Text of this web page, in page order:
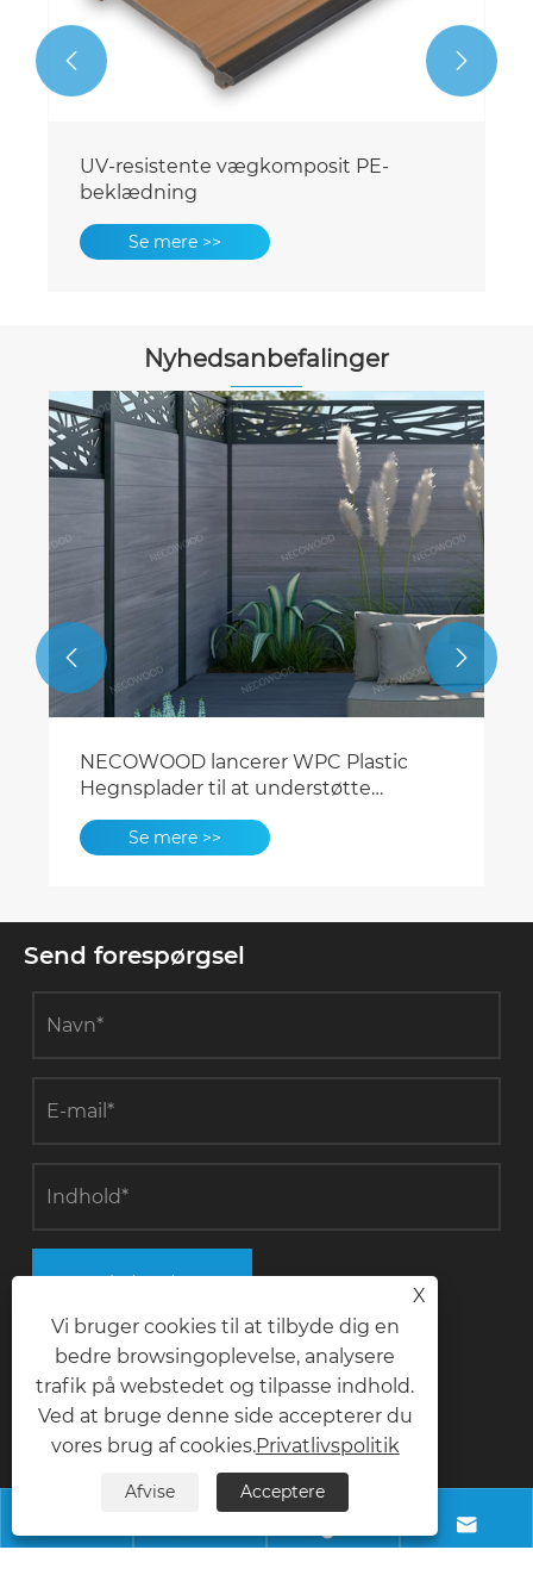
UV-resistente vægkomposit PE-
beklædning
Se mere >>
 
Nyhedsanbefalinger
NECOWOOD lancerer WPC Plastic
Hegnsplader til at understøtte
bæredygtige byggematerialer på
verdensplan
Se mere >>
 
Send forespørgsel
Indsend
Kontakt os
+8618028968963

X
Vi bruger cookies til at tilbyde dig en
bedre browsingoplevelse, analysere
trafik på webstedet og tilpasse indhold.
Ved at bruge denne side accepterer du
vores brug af cookies.Privatlivspolitik
Afvise Acceptere